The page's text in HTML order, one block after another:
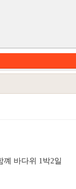
바다위 1박2일
고리